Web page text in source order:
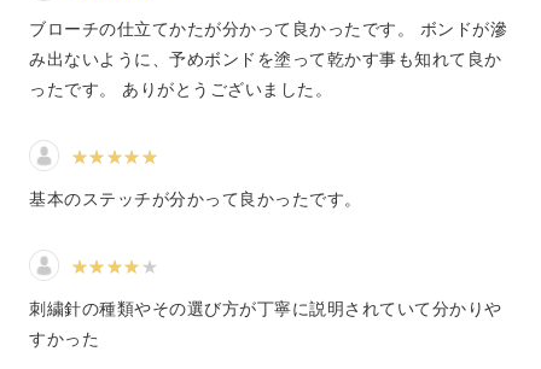
刺繍の魅力は、針と糸という限られた道具や材料だけで多
彩な絵柄を作り出せること。
ですが、使う道具は同じでも、実はたくさんの刺し方や縫
い方があるんです。
ブローチの仕立てかたが分かって良かったです。 ボンドが滲
み出ないように、予めボンドを塗って乾かす事も知れて良か
ったです。 ありがとうございました。
基本のステッチが分かって良かったです。
刺繍針の種類やその選び方が丁寧に説明されていて分かりや
すかった